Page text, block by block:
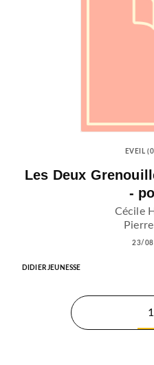
EVEIL
Les Deux
-
Cécile
23/
DIDIER JEUNESSE